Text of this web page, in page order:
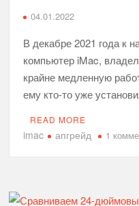
Реальная история
Вот почему новые
интересны для
устанавливают свое
04.01.2022
В декабре 2021 года к
компьютер iMac,
крайне медленную
ему кто-то уже
READ MORE
imac апгрейд 1